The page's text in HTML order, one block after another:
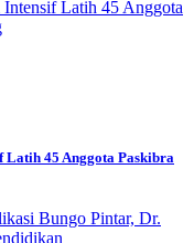
45 Anggota Paskibra